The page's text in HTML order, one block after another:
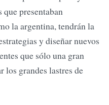
presentaban
la argentina, tendrán la
y diseñar nuevos
que sólo una gran
los grandes lastres de